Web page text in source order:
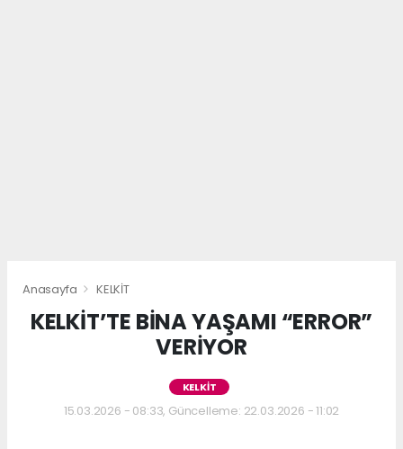
Anasayfa KELKİT
KELKİT’TE BİNA YAŞAMI “ERROR”
VERİYOR
KELKİT
15.03.2026 - 08:33, Güncelleme: 22.03.2026 - 11:02